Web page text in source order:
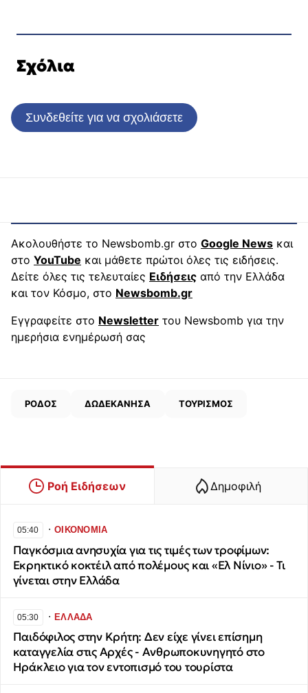
Σχόλια
Συνδεθείτε για να σχολιάσετε
Ακολουθήστε το Newsbomb.gr στο Google News και
στο YouTube και μάθετε πρώτοι όλες τις ειδήσεις.
Δείτε όλες τις τελευταίες Ειδήσεις από την Ελλάδα
και τον Κόσμο, στο Newsbomb.gr
Εγγραφείτε στο Newsletter του Newsbomb για την
ημερήσια ενημέρωσή σας
ΡΟΔΟΣ ΔΩΔΕΚΑΝΗΣΑ ΤΟΥΡΙΣΜΟΣ
Ροή Ειδήσεων Δημοφιλή
05:40 ∙ΟΙΚΟΝΟΜΙΑ
Παγκόσμια ανησυχία για τις τιμές των τροφίμων:
Εκρηκτικό κοκτέιλ από πολέμους και «Ελ Νίνιο» - Τι
γίνεται στην Ελλάδα
05:30 ∙ΕΛΛΑΔΑ
Παιδόφιλος στην Κρήτη: Δεν είχε γίνει επίσημη
καταγγελία στις Αρχές - Ανθρωποκυνηγητό στο
Ηράκλειο για τον εντοπισμό του τουρίστα